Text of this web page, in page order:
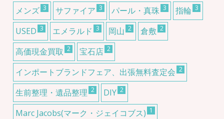
メンズ 3 サファイア 3 パール・真珠 3 指輪 3
USED 3 エメラルド 3 岡山 2 倉敷 2
高価現金買取 2 宝石店 2
インポートブランドフェア、出張無料査定会 2
生前整理・遺品整理 2 DIY 2
Marc Jacobs(マーク・ジェイコブス) 1